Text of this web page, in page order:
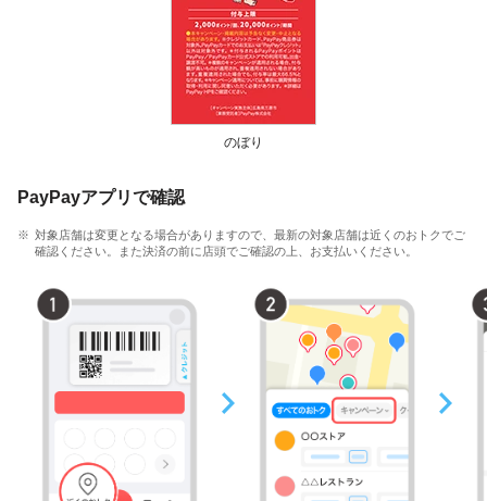
のぼり
PayPayアプリで確認
対象店舗は変更となる場合がありますので、最新の対象店舗は近くのおトクでご
確認ください。また決済の前に店頭でご確認の上、お支払いください。